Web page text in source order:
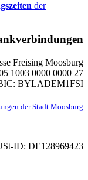
der
Freising Moosburg
1003 0000 0000 27
BYLADEM1FSI
der Stadt Moosburg
ID: DE128969423